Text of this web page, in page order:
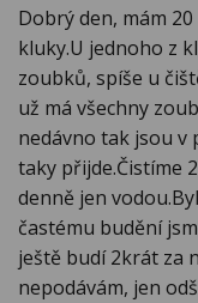
Dobrý den, mám
kluky.U jednoho z
zoubků, spíše u
už má všechny
nedávno tak jsou v
taky přijde.Čistíme
denně jen
častému budění
ještě budí 2krát za
nepodávám, jen